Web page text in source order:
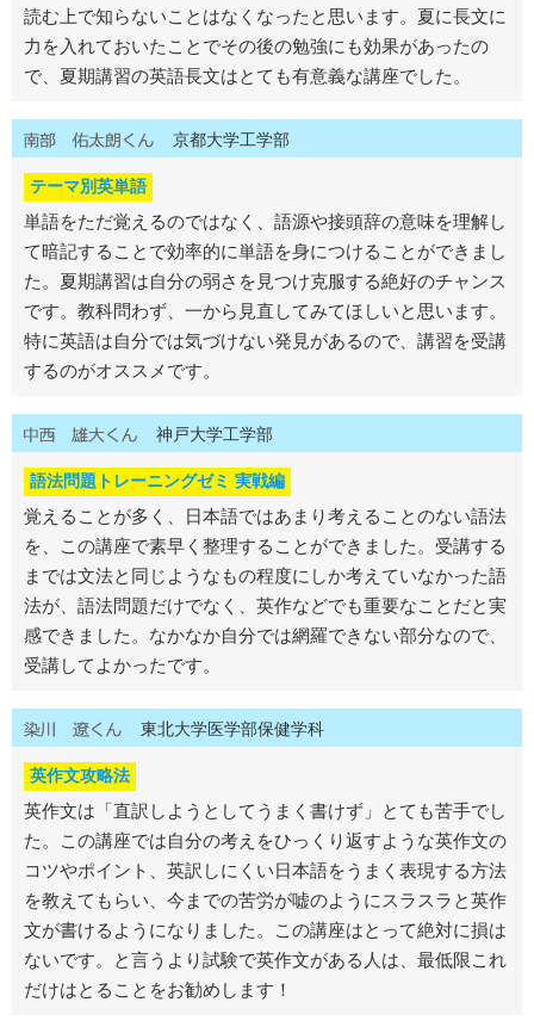
読む上で知らないことはなくなったと思います。夏に長文に
力を入れておいたことでその後の勉強にも効果があったの
で、夏期講習の英語長文はとても有意義な講座でした。
京都大学工学部
テーマ別英単語
単語をただ覚えるのではなく、語源や接頭辞の意味を理解し
て暗記することで効率的に単語を身につけることができまし
た。夏期講習は自分の弱さを見つけ克服する絶好のチャンス
です。教科問わず、一から見直してみてほしいと思います。
特に英語は自分では気づけない発見があるので、講習を受講
するのがオススメです。
神戸大学工学部
語法問題トレーニングゼミ 実戦編
覚えることが多く、日本語ではあまり考えることのない語法
を、この講座で素早く整理することができました。受講する
までは文法と同じようなもの程度にしか考えていなかった語
法が、語法問題だけでなく、英作などでも重要なことだと実
感できました。なかなか自分では網羅できない部分なので、
受講してよかったです。
東北大学医学部保健学科
英作文攻略法
英作文は「直訳しようとしてうまく書けず」とても苦手でし
た。この講座では自分の考えをひっくり返すような英作文の
コツやポイント、英訳しにくい日本語をうまく表現する方法
を教えてもらい、今までの苦労が嘘のようにスラスラと英作
文が書けるようになりました。この講座はとって絶対に損は
ないです。と言うより試験で英作文がある人は、最低限これ
だけはとることをお勧めします！